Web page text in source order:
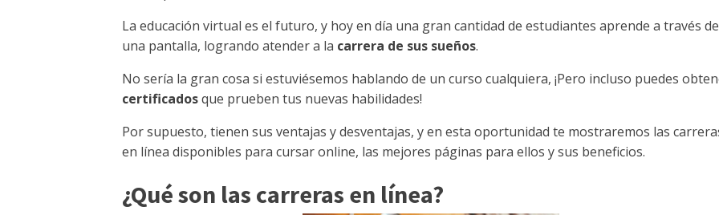
La educación virtual es el futuro, y hoy en día una gran cantidad de estudiantes aprende a través de
una pantalla, logrando atender a la carrera de sus sueños.
No sería la gran cosa si estuviésemos hablando de un curso cualquiera, ¡Pero incluso puedes
certificadosque prueben tus nuevas habilidades!
Por supuesto, tienen sus ventajas y desventajas, y en esta oportunidad te mostraremos las
en línea disponibles para cursar online, las mejores páginas para ellos y sus beneficios.
¿Qué son las carreras en línea?